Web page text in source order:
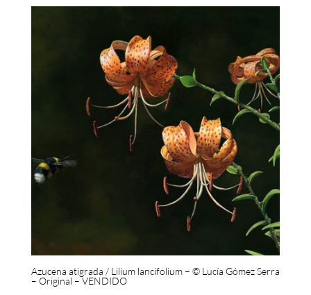
Azucena atigrada / Lilium lancifolium – © Lucía Gómez Serra
– Original – VENDIDO